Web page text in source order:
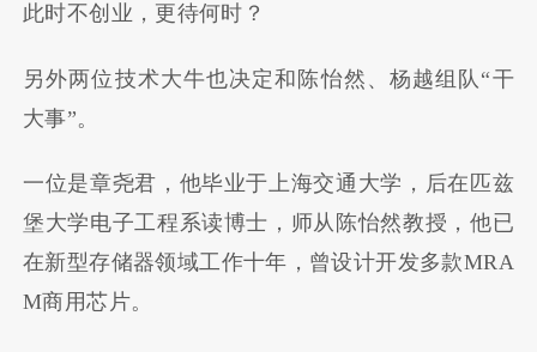
此时不创业，更待何时？
另外两位技术大牛也决定和陈怡然、杨越组队“干
大事”。
一位是章尧君，他毕业于上海交通大学，后在匹兹
堡大学电子工程系读博士，师从陈怡然教授，他已
在新型存储器领域工作十年，曾设计开发多款MRA
M商用芯片。